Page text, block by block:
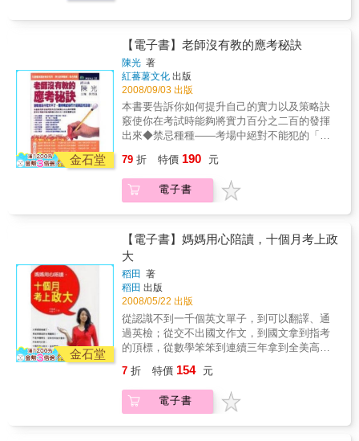
以陪伴、療癒個人心靈的美好習慣。★本套產
品包含一本專書，以及雙紀錄片DVD：《閱讀
力實戰關鍵》閱讀，改變的力量．2008國際閱
讀教育論壇紀錄片遇見未來推手——閱讀典範
教師．2009希望閱讀計畫紀錄片
金石堂
【電子書】老師沒有教的應考秘訣
陳光 著
紅蕃薯文化 出版
2008/09/03 出版
本書要告訴你如何提升自己的實力以及策略訣
竅使你在考試時能夠將實力百分之二百的發揮
出來◆禁忌種種——考場中絕對不能犯的「錯
幄——答題過程的相關技巧 ◆精打細算——合
理分配考試時間 ◆動筆之前——頭腦冷靜慎思
考 ◆慧眼破關——避免陷入題目陷阱 ◆起死回
技賽場上一樣，既然面臨大考時，大家都會顯
得有些不安，那麼，如果你能排除壓力，減少
不安的成分，你獲得勝算的把握就會大大的增
加。而如果你過度的緊張和恐懼的話，往往就
會不戰自敗。所以，使自己保持良好的狀態，
你就會在心理戰術上佔有優勢，這便是你激發
自己、超越自己的秘訣。 本書的策略包
括：時間的分配法、答題的秘訣、難題的對付
方法、檢查的高招等等各方面的考場應對技
巧。只要學會了這些技巧，你也會成為一流的
了，相反，你會因此而喜歡上考試，喜歡上學
習。
79 折 特價 190 元
電子書
金石堂
【電子書】媽媽用心陪讀，十個月考上政
大
稻田 著
稻田 出版
2008/05/22 出版
從認識不到一千個英文單子，到可以翻譯、通
過英檢；從交不出國文作文，到國文拿到指考
的頂標，從數學笨笨到連續三年拿到全美高中
傳奇，更不是一個天才少女的故事，而是記錄
了一個平凡的中學生，與一位用心的媽媽，一
起辛苦卻踏實的讀書經過。一般高中學生花三
7 折 特價 154 元
電子書